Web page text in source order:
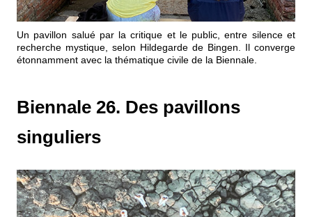
Un pavillon salué par la critique et le public, entre silence et
recherche mystique, selon Hildegarde de Bingen. Il converge
étonnamment avec la thématique civile de la Biennale.
Biennale 26. Des pavillons
singuliers